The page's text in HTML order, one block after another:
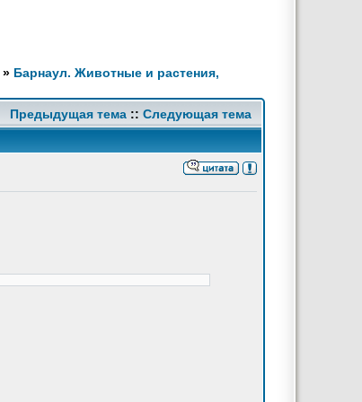
» Барнаул. Животные и растения,
Предыдущая тема :: Следующая тема